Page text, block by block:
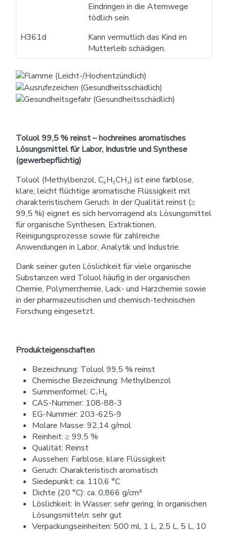
Eindringen in die Atemwege
tödlich sein.
H361d
Kann vermutlich das Kind im
Mutterleib schädigen.
Toluol 99,5 % reinst – hochreines aromatisches
Lösungsmittel für Labor, Industrie und Synthese
(gewerbepflichtig)
Toluol (Methylbenzol, C₆H₅CH₃) ist eine farblose,
klare, leicht flüchtige aromatische Flüssigkeit mit
charakteristischem Geruch. In der Qualität reinst (≥
99,5 %) eignet es sich hervorragend als Lösungsmittel
für organische Synthesen, Extraktionen,
Reinigungsprozesse sowie für zahlreiche
Anwendungen in Labor, Analytik und Industrie.
Dank seiner guten Löslichkeit für viele organische
Substanzen wird Toluol häufig in der organischen
Chemie, Polymerchemie, Lack- und Harzchemie sowie
in der pharmazeutischen und chemisch-technischen
Forschung eingesetzt.
Produkteigenschaften
Bezeichnung: Toluol 99,5 % reinst
Chemische Bezeichnung: Methylbenzol
Summenformel: C₇H₈
CAS-Nummer: 108-88-3
EG-Nummer: 203-625-9
Molare Masse: 92,14 g/mol
Reinheit: ≥ 99,5 %
Qualität: Reinst
Aussehen: Farblose, klare Flüssigkeit
Geruch: Charakteristisch aromatisch
Siedepunkt: ca. 110,6 °C
Dichte (20 °C): ca. 0,866 g/cm³
Löslichkeit: In Wasser: sehr gering; In organischen
Lösungsmitteln: sehr gut
Verpackungseinheiten: 500 ml, 1 L, 2,5 L, 5 L, 10